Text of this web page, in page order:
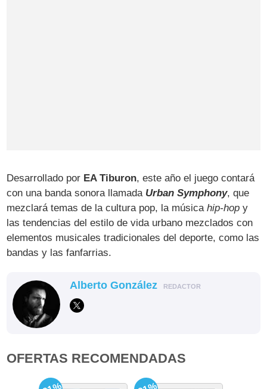
Desarrollado por EA Tiburon, este año el juego contará
con una banda sonora llamada Urban Symphony, que
mezclará temas de la cultura pop, la músicahip-hop y
las tendencias del estilo de vida urbano mezclados con
elementos musicales tradicionales del deporte, como las
bandas y las fanfarrias.
Alberto González REDACTOR
OFERTAS RECOMENDADAS